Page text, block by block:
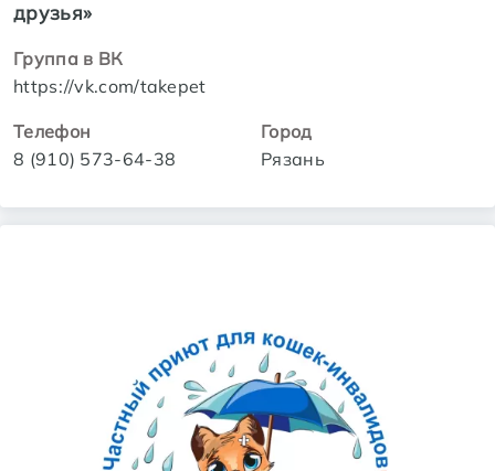
друзья»
Группа в ВК
https://vk.com/takepet
Телефон
8 (910) 573-64-38
Город
Рязань